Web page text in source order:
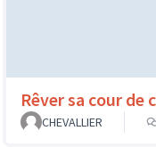
Rêver sa cour de
CHEVALLIER